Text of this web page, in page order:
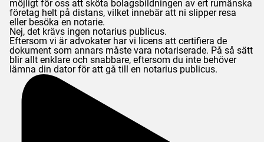
möjligt för oss att sköta bolagsbildningen av ert rumänska
företag helt på distans, vilket innebär att ni slipper resa
eller besöka en notarie.
Nej, det krävs ingen notarius publicus.
Eftersom vi är advokater har vi licens att certifiera de
dokument som annars måste vara notariserade. På så sätt
blir allt enklare och snabbare, eftersom du inte behöver
lämna din dator för att gå till en notarius publicus.